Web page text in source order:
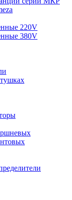
220V
380V